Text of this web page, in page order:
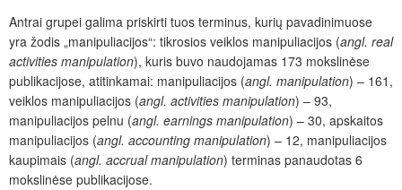
Antrai grupei galima priskirti tuos terminus, kurių pavadinimuose
yra žodis „manipuliacijos“: tikrosios veiklos manipuliacijos (angl. real
activities manipulation), kuris buvo naudojamas 173 mokslinėse
publikacijose, atitinkamai: manipuliacijos (angl. manipulation) – 161,
veiklos manipuliacijos (angl. activities manipulation) – 93,
manipuliacijos pelnu (angl. earnings manipulation) – 30, apskaitos
manipuliacijos (angl. accounting manipulation) – 12, manipuliacijos
kaupimais (angl. accrual manipulation) terminas panaudotas 6
mokslinėse publikacijose.